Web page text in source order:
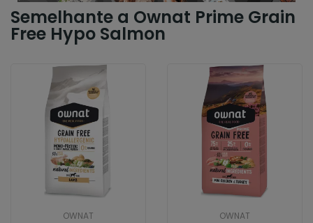
Semelhante a Ownat Prime Grain
Free Hypo Salmon
OWNAT OWNAT